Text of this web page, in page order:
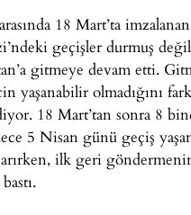
18 Mart’ta
geçişler durmuş
gitmeye devam etti.
olmadığını
18 Mart’tan sonra 8
5 Nisan günü geçiş
ilk geri